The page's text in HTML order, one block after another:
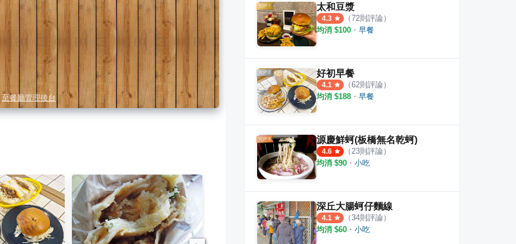
至餐廳管理後台
太和豆漿
4.3 （72則評論）
均消 $100 ・ 早餐
好初早餐
4.1 （62則評論）
均消 $188 ・ 早餐
源慶鮮蚵(板橋無名乾蚵)
4.6 （ 23則評論）
均消 $90 ・ 小吃
深丘大腸蚵仔麵線
4.1 （34則評論）
均消 $60 ・ 小吃